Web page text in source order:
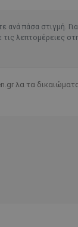
ανά πάσα στιγμή.
τις λεπτομέρειες
λα τα